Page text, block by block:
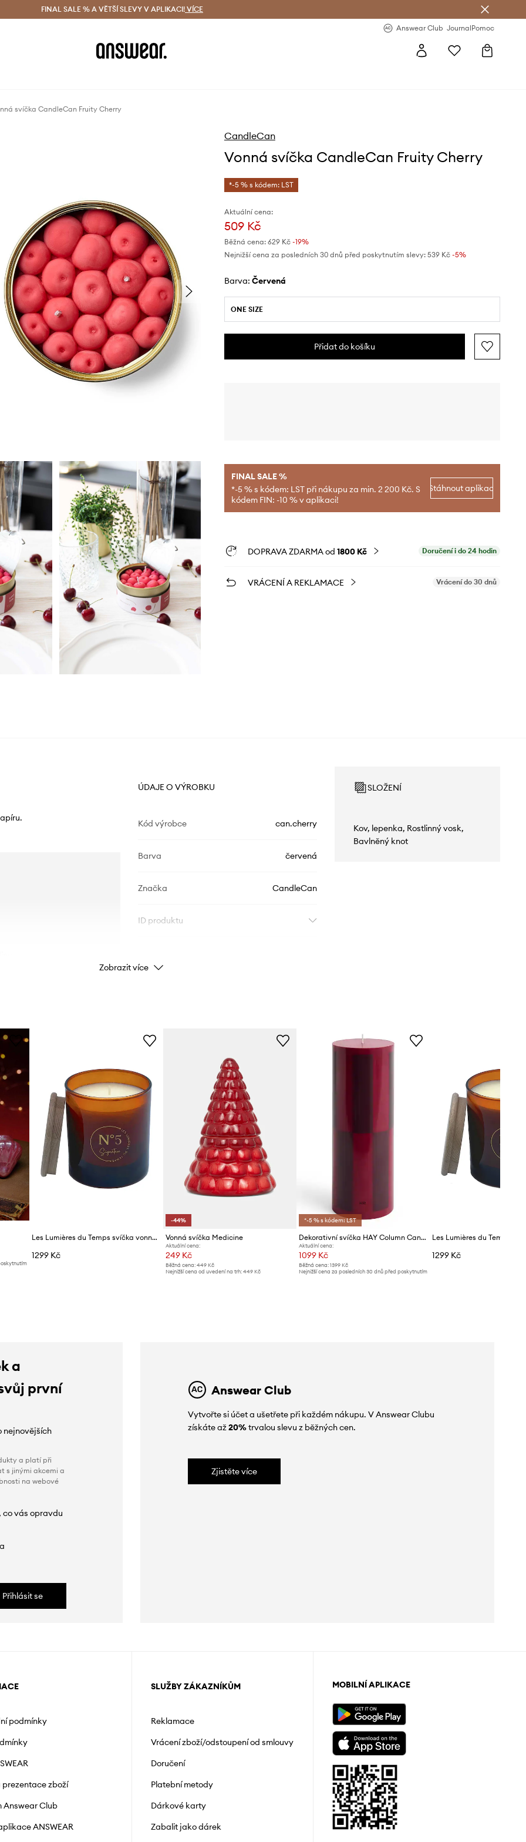
zdarma (od 1800 Kč) Doručení i do 24 h
FINAL SALE % A VĚTŠÍ SLEVY V APLIKACI! VÍCE
Answear Club JournalPomoc
svíčka CandleCan Fruity Cherry
CandleCan
Vonná svíčka CandleCan Fruity Cherry
*-5 % s kódem: LST
Aktuální cena:
509 Kč
Běžná cena: 629 Kč-19%
Nejnižší cena za posledních 30 dnů před poskytnutím slevy: 539 Kč -5%
Barva: červená
ONE SIZE
Přidat do košíku
FINAL SALE %
*-5 % s kódem: LST při nákupu za min. 2 200 Kč. S
kódem FIN: -10 % v aplikaci!
Stáhnout aplikaci
DOPRAVA ZDARMA od 1800 Kč Doručení i do 24 hodin
VRÁCENÍ A REKLAMACE Vrácení do 30 dnů
délku. Udržujte
blízkosti zdrojů tepla.
větrání a větracích
10 cm.
ÚDAJE O VÝROBKU
Kód výrobce can.cherry
Barva červená
Značka CandleCan
ID produktu
SLOŽENÍ
Kov, lepenka, Rostlinný vosk,
Bavlněný knot
Zobrazit více
Les Lumières du Temps svíčka vonná 290 g
1299 Kč
-44%
Vonná svíčka Medicine
Aktuální cena:
249 Kč
Běžná cena: 449 Kč
Nejnižší cena od uvedení na trh: 449 Kč
*-5 % s kódem: LST
Dekorativní svíčka HAY Column Candle 9 x 25 cm
Aktuální cena:
1099 Kč
Běžná cena:1399 Kč
Nejnižší cena za posledních 30 dnů před poskytnutím
1299 Kč
a
první
nejnovějších
a platí při
s jinými akcemi a
na webové
co vás opravdu
Přihlásit se
Answear Club
Vytvořte si účet a ušetřete při každém nákupu. V Answear Clubu
získáte až20%trvalou slevu z běžných cen.
Zjistěte více
podmínky
prezentace zboží
Answear Club
ANSWEAR
SLUŽBY ZÁKAZNÍKŮM
Reklamace
Vrácení zboží/odstoupení od smlouvy
Doručení
Platební metody
Dárkové karty
Zabalit jako dárek
MOBILNÍ APLIKACE